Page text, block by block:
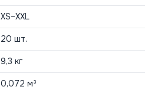
XS–XXL
20 шт.
9,3 кг
0,072 м³